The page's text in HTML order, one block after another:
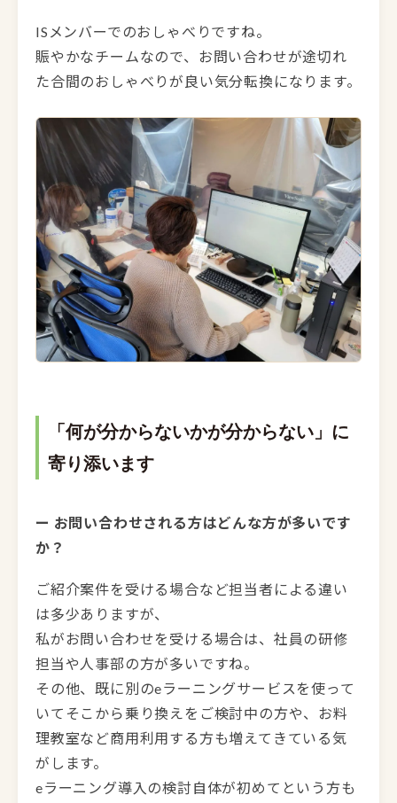
ISメンバーでのおしゃべりですね。
賑やかなチームなので、お問い合わせが途切れ
た合間のおしゃべりが良い気分転換になります。
「何が分からないかが分からない」に
寄り添います
ー お問い合わせされる方はどんな方が多いです
か？
ご紹介案件を受ける場合など担当者による違い
は多少ありますが、
私がお問い合わせを受ける場合は、社員の研修
担当や人事部の方が多いですね。
その他、既に別のeラーニングサービスを使って
いてそこから乗り換えをご検討中の方や、お料
理教室など商用利用する方も増えてきている気
がします。
eラーニング導入の検討自体が初めてという方も